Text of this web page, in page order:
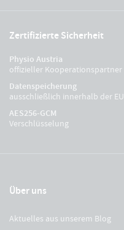
Zertifizierte Sicherheit
Physio Austria
offizieller Kooperationspartner
Datenspeicherung
ausschließlich innerhalb der EU
AES256-GCM
Verschlüsselung
Über uns
Aktuelles aus unserem Blog